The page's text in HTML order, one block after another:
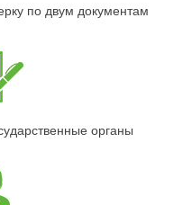
по двум документам
органы